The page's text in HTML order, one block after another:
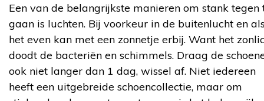
Een van de belangrijkste manieren om stank tegen
gaan is luchten. Bij voorkeur in de buitenlucht en
het even kan met een zonnetje erbij. Want het
doodt de bacteriën en schimmels. Draag de
ook niet langer dan 1 dag, wissel af. Niet iedereen
heeft een uitgebreide schoencollectie, maar om